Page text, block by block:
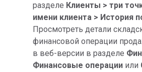
разделе Клиенты > три
имени клиента > История
Просмотреть детали
финансовой операции
в веб-версии в разделе
Финансовые операции или